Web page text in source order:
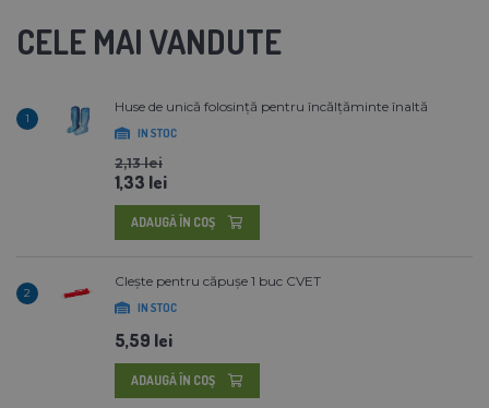
CELE MAI VANDUTE
1
Huse de unică folosință pentru încălțăminte înaltă
IN STOC
2,13 lei
1,33 lei
ADAUGĂ ÎN COŞ
2
Clește pentru căpușe 1 buc CVET
IN STOC
5,59 lei
ADAUGĂ ÎN COŞ